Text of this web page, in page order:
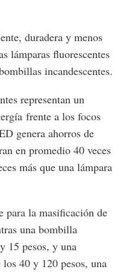
duradera y menos
lámparas fluorescentes
incandescentes.
representan un
frente a los focos
genera ahorros de
en promedio 40 veces
más que una lámpara
la masificación de
una bombilla
15 pesos, y una
40 y 120 pesos, una